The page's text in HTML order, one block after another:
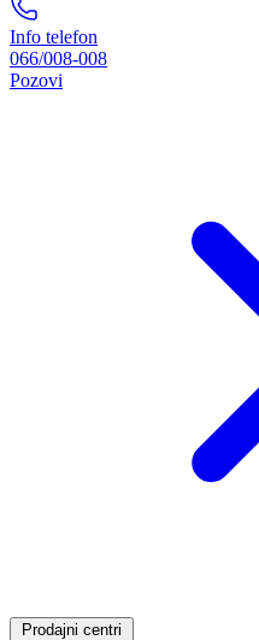
Info telefon
066/008-008
Pozovi
Prodajni centri